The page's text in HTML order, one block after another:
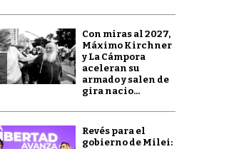
Con miras al 2027,
Máximo Kirchner
y La Cámpora
aceleran su
armado y salen de
gira nacio...
Revés para el
gobierno de Milei: